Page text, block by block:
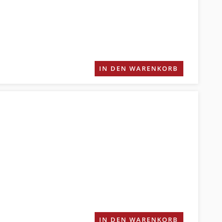
IN DEN WARENKORB
IN DEN WARENKORB